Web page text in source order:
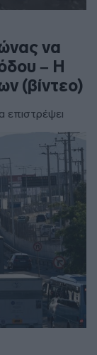
να
– Η
(βίντεο)
επιστρέψει